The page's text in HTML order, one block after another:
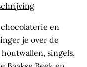
en
je over de
singels,